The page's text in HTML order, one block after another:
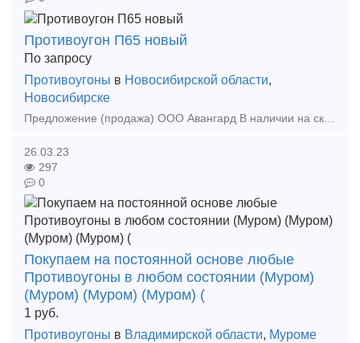
Противоугон П65 новый
По запросу
Противоугоны в Новосибирской области,
Новосибирске
Предложение (продажа) ООО Авангард В наличии на складе в г. Новосибирск. Также в наличии: рельсы, шпалы, подкладка, накладка, прокладка, крепеж, стрелочные п
26.03.23
297
0
Покупаем на постоянной основе любые
Противоугоны в любом состоянии (Муром)
(Муром) (Муром) (Муром) (
1 руб.
Противоугоны в Владимирской области, Муроме